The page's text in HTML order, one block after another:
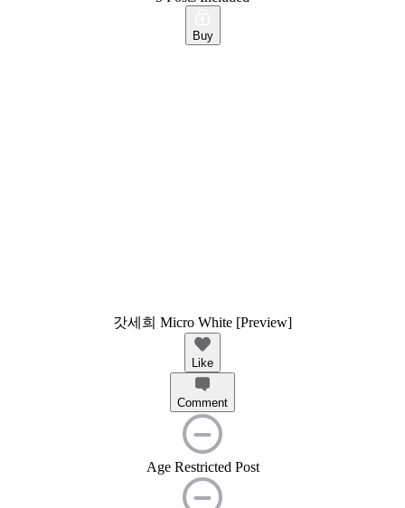
Buy
갓세희 Micro White [Preview]
Like
Comment
Age Restricted Post